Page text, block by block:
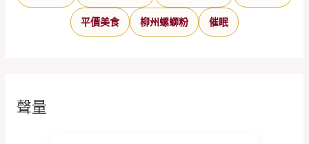
平價美食 柳州螺螄粉 催眠
聲量